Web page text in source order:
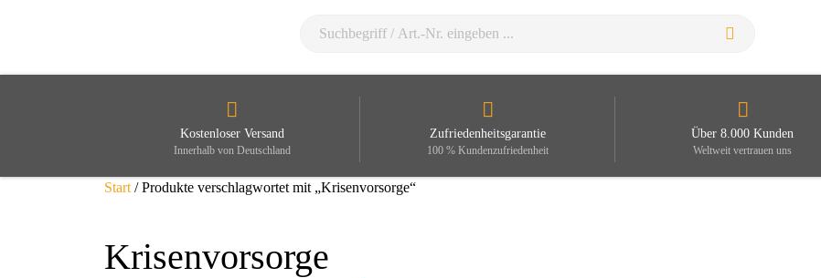
Kostenloser Versand
Innerhalb von Deutschland
Zufriedenheitsgarantie
100 % Kundenzufriedenheit
Über 8.000 Kunden
Weltweit vertrauen uns
Start / Produkte verschlagwortet mit „Krisenvorsorge“
Krisenvorsorge